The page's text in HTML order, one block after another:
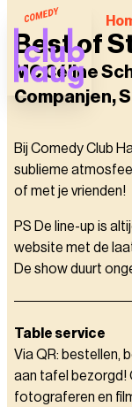
Best of
MC Céline
Companjen,
Bij Comedy Club
sublieme
of met je vrienden!
PS De line-up is
website met de
De show duurt
Table service
Via QR: bestellen,
aan tafel bezorgd!
fotograferen en